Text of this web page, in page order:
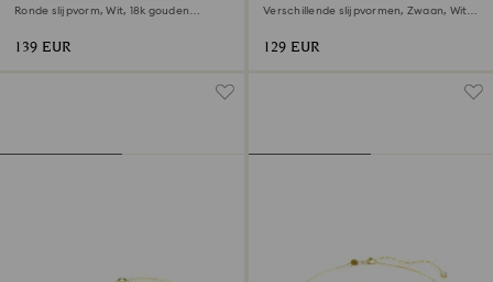
Ronde slijpvorm, Wit, ‎18k gouden
139 EUR
Verschillende slijpvormen, Zwaan, Wit,
129 EUR